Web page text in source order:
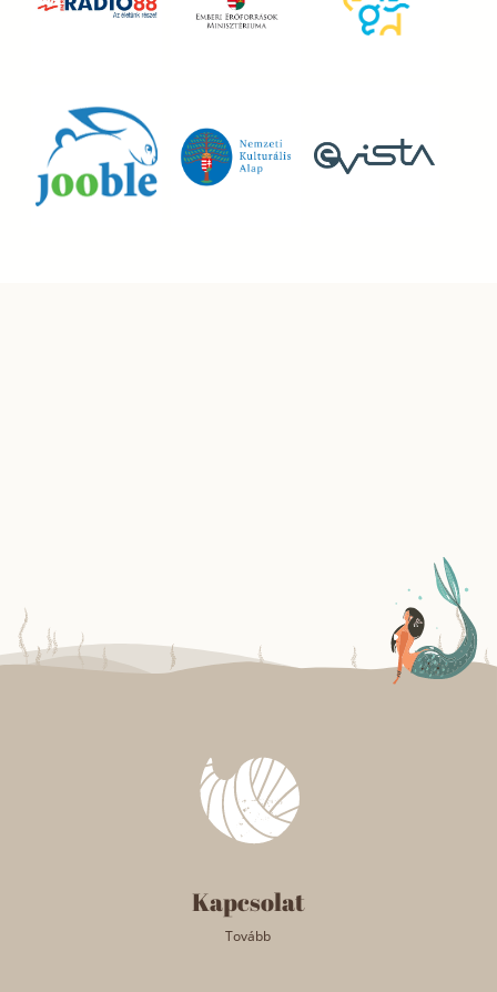
Kapcsolat
Tovább